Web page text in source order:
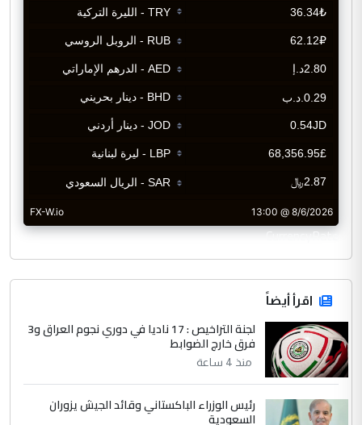
CurrencyRate
اقرأ أيضاً
لجنة التراخيص : 17 ناديا في دوري نجوم العراق و3
فرق خارج الضوابط
منذ 4 ساعة
رئيس الوزراء الباكستاني وقائد الجيش يزوران
السعودية